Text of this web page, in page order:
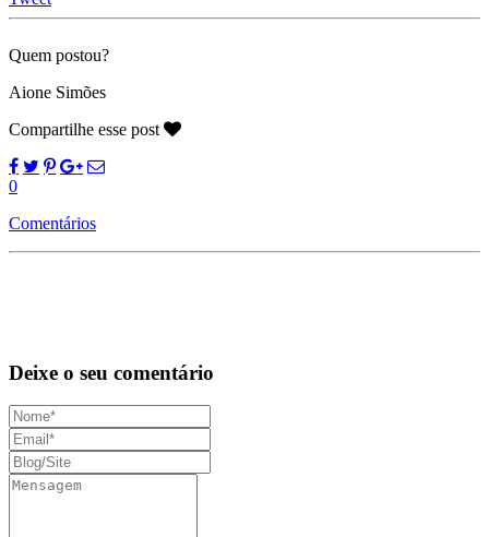
Quem postou?
Aione Simões
Compartilhe esse post
0
Comentários
Deixe o seu comentário